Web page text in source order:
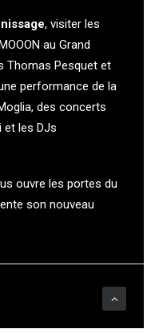
, visiter les
au Grand
Thomas Pesquet et
performance de la
des concerts
et les DJs
ouvre les portes du
son nouveau